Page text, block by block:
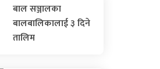
बाल सञ्जालका
बालबालिकालाई ३ दिने
तालिम